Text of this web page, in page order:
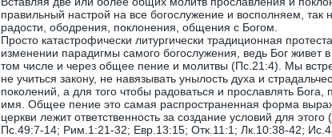
правильный настрой на все богослужение и восполняем,
радости, ободрения, поклонения, общения с Богом.
Просто катастрофически литургически традиционная
изменении парадигмы самого богослужения, ведь Бог живет
том числе и через общее пение и молитвы (Пс.21:4). Мы
не учиться закону, не навязывать унылость духа и
поколений, а для того чтобы радоваться и прославлять Бога,
имя. Общее пение это самая распространенная форма
церкви лежит ответственность за создание условий для
Пс.49:7-14; Рим.1:21-32; Евр.13:15; Отк.11:1; Лк.10:38-42;